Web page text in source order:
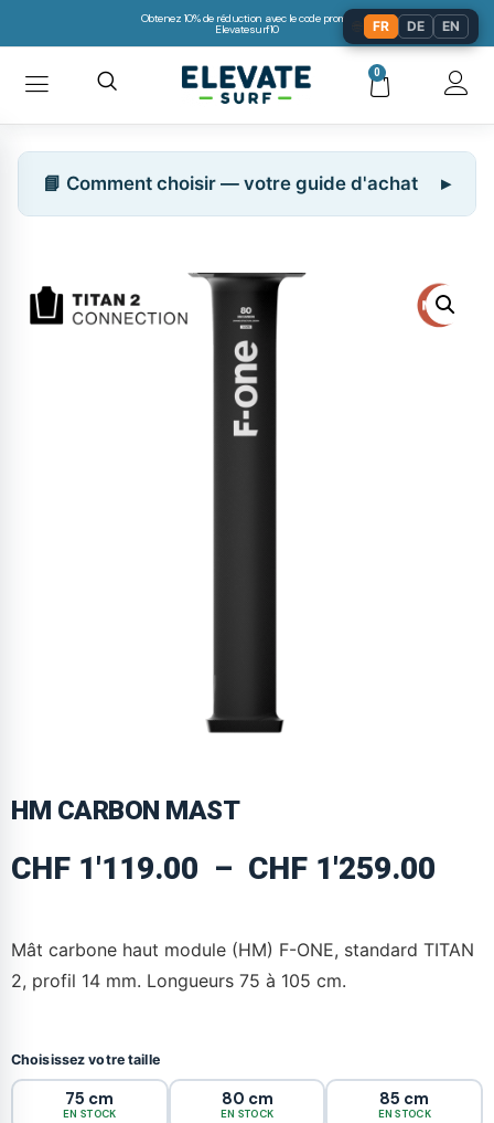
Obtenez 10% de réduction avec le code promo:
Elevatesurf10
0
📘 Comment choisir — votre guide d'achat
HM CARBON MAST
CHF 1'119.00 – CHF 1'259.00
Mât carbone haut module (HM) F-ONE, standard TITAN
2, profil 14 mm. Longueurs 75 à 105 cm.
Choisissez votre taille
75 cm
EN STOCK
80 cm
EN STOCK
85 cm
EN STOCK
FR DE EN